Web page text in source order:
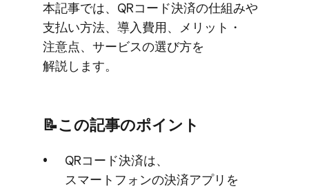
本記事では、​QRコード決済の​仕組みや​
支払い方​法、​導入費用、​メリット・​
注意点、​サービスの​選び方を​
解説します。
📝この​記事の​ポイント
QRコード決済は、​
スマートフォンの​決済アプリを​